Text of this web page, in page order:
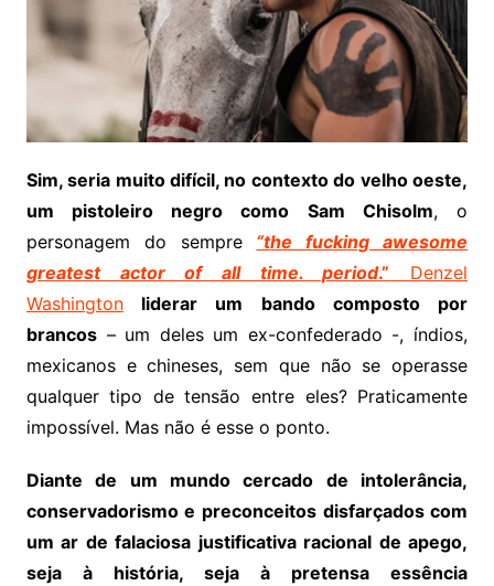
Sim, seria muito difícil, no contexto do velho oeste,
um pistoleiro negro como Sam Chisolm, o
personagem do sempre “the fucking awesome
greatest actor of all time. period.”
Denzel
Washingtonliderar um bando composto por
brancos– um deles um ex-confederado -, índios,
mexicanos e chineses, sem que não se operasse
qualquer tipo de tensão entre eles? Praticamente
impossível. Mas não é esse o ponto.
Diante de um mundo cercado de intolerância,
conservadorismo e preconceitos disfarçados com
um ar de falaciosa justificativa racional de apego,
seja à história, seja à pretensa essência